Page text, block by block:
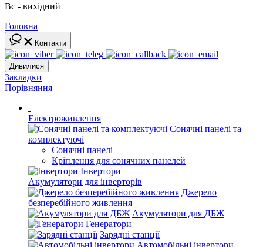
Вс - вихідний
Головна
Контакти
Дивилися
Закладки
Порівняння
Електроживлення
Сонячні панелі та
комплектуючі
Сонячні панелі
Кріплення для сонячних панелей
Інвертори
Акумулятори для інверторів
Джерело
безперебійного живлення
Акумулятори для ДБЖ
Генератори
Зарядні станції
Автомобільні інвертори